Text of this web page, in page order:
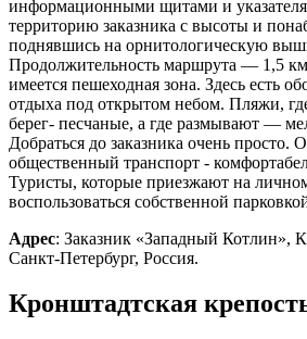
информационными щитами и
территорию заказника с высоты и
поднявшись на орнитологическую
Продолжительность маршрута — 1,5
имеется пешеходная зона. Здесь есть
отдыха под открытом небом. Пляжи,
берег- песчаные, а где размывают —
Добраться до заказника очень просто.
общественный транспорт -
Туристы, которые приезжают на
воспользоваться собственной
Адрес: Заказник «Западный Котлин»,
Санкт-Петербург, Россия.
Кронштадтская